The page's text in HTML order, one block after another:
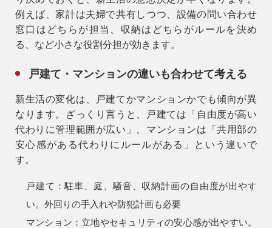
例えば、家計は夫婦で共有しつつ、設備の問い合わせ
窓口はどちらが担当、収納はどちらがルールを決め
る、など小さな役割分担が効きます。
戸建て・マンションの違いも合わせて考える
新生活の変化は、戸建てかマンションかでも傾向が異
なります。ざっくり言うと、戸建ては「自由度が高い
代わりに管理範囲が広い」、マンションは「共用部の
安心感がある代わりにルールがある」という違いで
す。
戸建て：駐車、庭、騒音、収納計画の自由度が出やす
い。外回りの手入れや防犯計画も必要
マンション： 立地やセキュリティの安心感が出やすい。